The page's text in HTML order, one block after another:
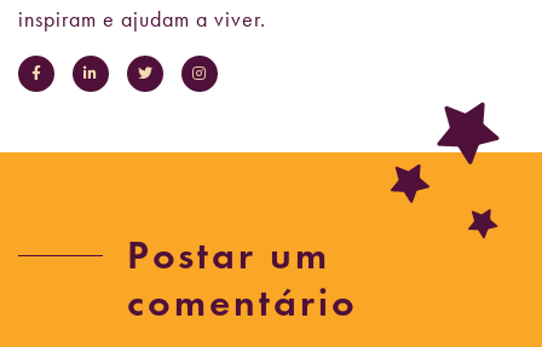
inspiram e ajudam a viver.
Postar um
comentário